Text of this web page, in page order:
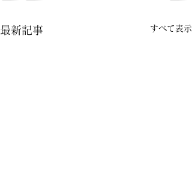
最新記事 すべて表示